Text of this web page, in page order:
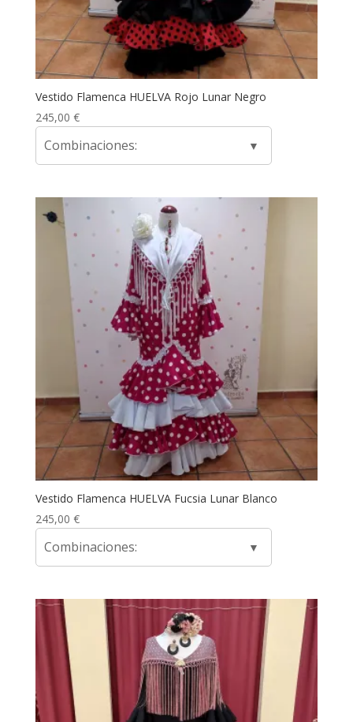
Vestido Flamenca HUELVA Rojo Lunar Negro
245,00 €
Combinaciones:
Vestido Flamenca HUELVA Fucsia Lunar Blanco
245,00 €
Combinaciones: